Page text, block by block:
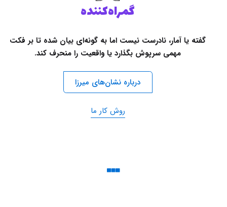
گمراه‌کننده
گفته یا آمار، نادرست نیست اما به گونه‌ای بیان شده تا بر فکت
مهمی سرپوش بگذارد یا واقعیت را منحرف کند.
درباره نشان‌های میرزا
روش کار ما